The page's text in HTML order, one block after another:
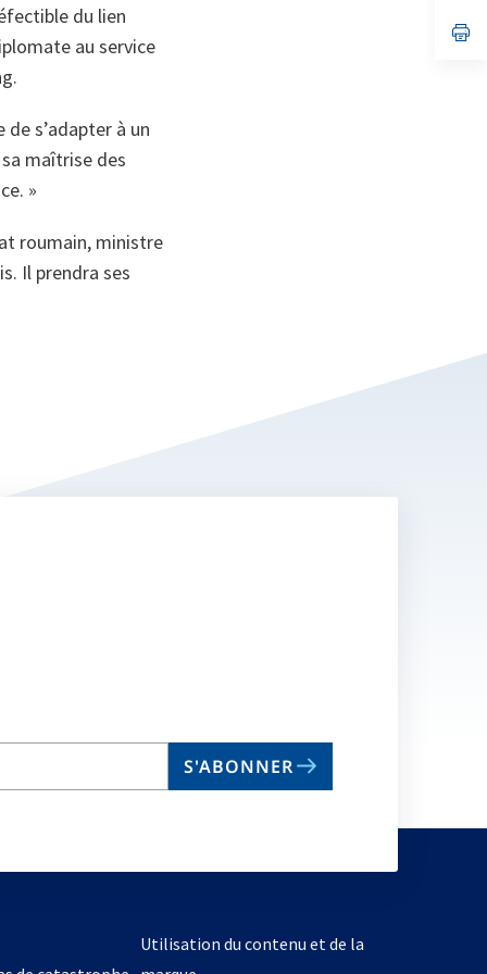
du lien
au service
s’adapter à un
maîtrise des
»
roumain, ministre
Il prendra ses
S'ABONNER
Utilisation du contenu et de la